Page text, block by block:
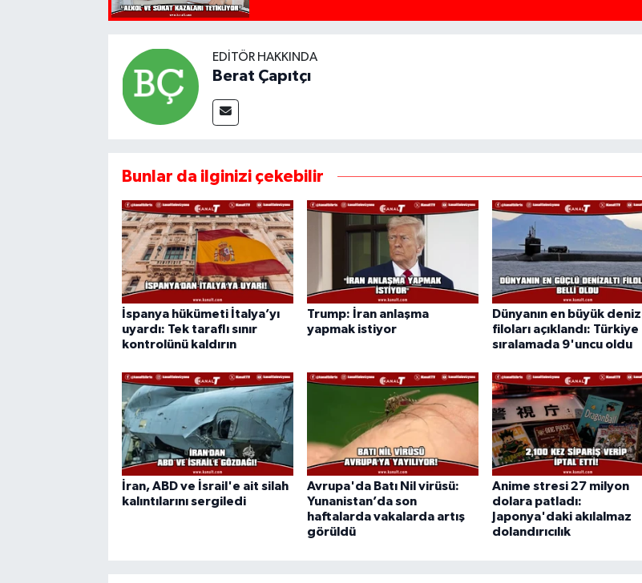
EDITÖR HAKKINDA
Berat Çapıtçı
Bunlar da ilginizi çekebilir
İspanya hükümeti İtalya’yı
uyardı: Tek taraflı sınır
kontrolünü kaldırın
Trump: İran anlaşma
yapmak istiyor
Dünyanın en büyük
filoları açıklandı: Türkiye
sıralamada 9'uncu oldu
İran, ABD ve İsrail'e ait silah
kalıntılarını sergiledi
Avrupa'da Batı Nil virüsü:
Yunanistan’da son
haftalarda vakalarda artış
görüldü
Anime stresi 27 milyon
dolara patladı:
Japonya'daki akılalmaz
dolandırıcılık